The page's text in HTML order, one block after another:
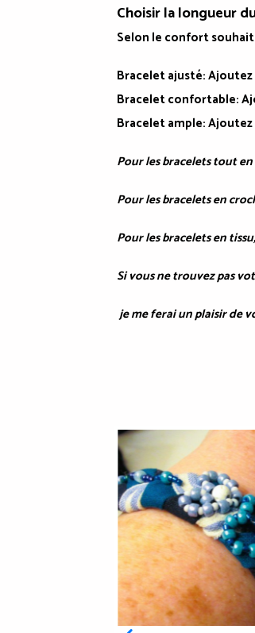
Choisir la longueur
Selon le confort
Bracelet ajusté:
Bracelet confortable:
Bracelet ample:
Pour les bracelets tout
Pour les bracelets en
Pour les bracelets en
Si vous ne trouvez pas
je me ferai un plaisir de